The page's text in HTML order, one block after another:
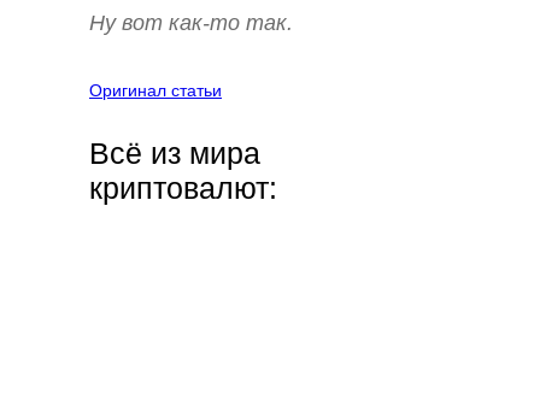
Ну вот как-то так.
Оригинал статьи
Всё из мира
криптовалют: